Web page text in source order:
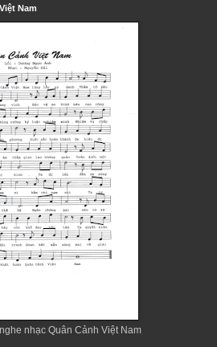
Nam
nhạc Quân Cảnh Việt Nam